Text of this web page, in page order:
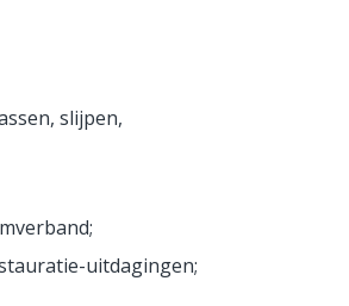
slijpen,
uitdagingen;